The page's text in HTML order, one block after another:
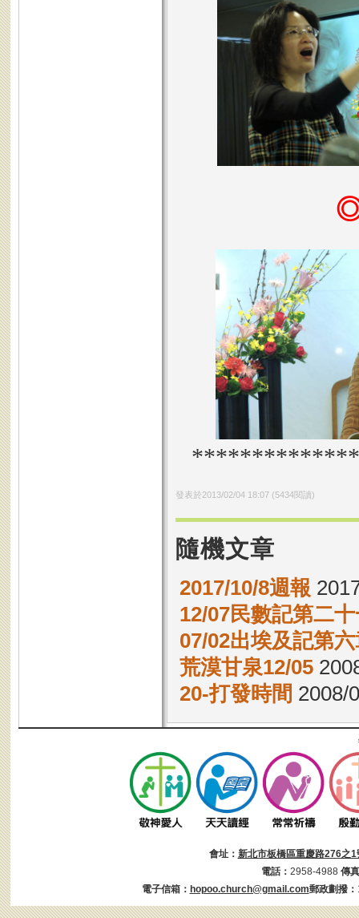
◎
發表於2013/02/04 18:07(5434閱讀)
隨機文章
2017/10/8週報
12/07民數記第二
07/02出埃及記第
荒漠甘泉12/05
20-打發時間 2008/
會址： 新北市板橋區重慶路276之1
電話： 2958-4988 傳
電子信箱： hopoo.church@gmail.com郵政劃撥：